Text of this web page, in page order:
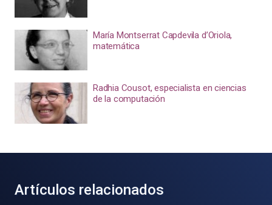
María Montserrat Capdevila d’Oriola,
matemática
Radhia Cousot, especialista en ciencias
de la computación
Artículos relacionados